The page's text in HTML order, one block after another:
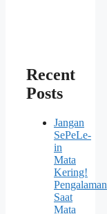
Recent
Posts
Jangan
SePeLe-
in
Mata
Kering!
Pengalaman
Saat
Mata